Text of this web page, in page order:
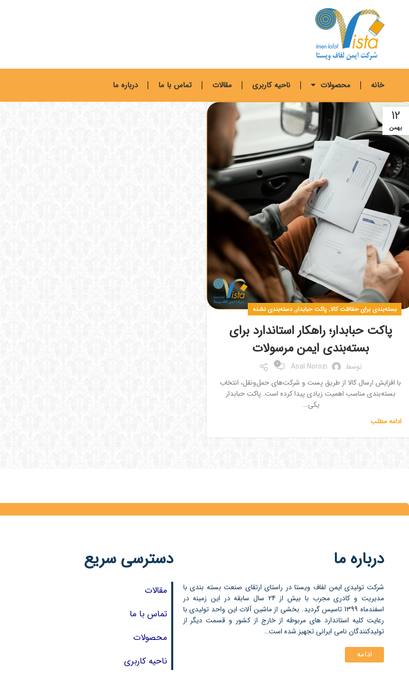
خانه محصولات ناحیه کاربری مقالات تماس با ما درباره ما
12
بهمن
بسته‌بندی برای حفاظت کالا, پاکت حبابدار, دسته‌بندی نشده
پاکت حبابدار؛ راهکار استاندارد برای
بسته‌بندی ایمن مرسولات
توسط Asal Norozi
0
با افزایش ارسال کالا از طریق پست و شرکت‌های حمل‌ونقل، انتخاب
بسته‌بندی مناسب اهمیت زیادی پیدا کرده است. پاکت حبابدار
یکی...
ادامه مطلب
درباره ما
شرکت تولیدی ایمن لفاف ویستا در راستای ارتقای صنعت بسته بندی با
مدیریت و کادری مجرب با بیش از 24 سال سابقه در این زمینه در
اسفندماه 1399 تاسیس گردید. بخشی از ماشین آلات این واحد تولیدی با
رعایت کلیه استاندارد های مربوطه از خارج از کشور و قسمت دیگر از
تولیدکنندگان نامی ایرانی تجهیز شده است…
ادامه
دسترسی سریع
مقالات
تماس با ما
محصولات
ناحیه کاربری